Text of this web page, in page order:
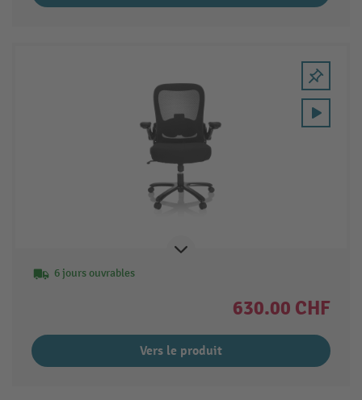
6 jours ouvrables
630.00 CHF
Vers le produit